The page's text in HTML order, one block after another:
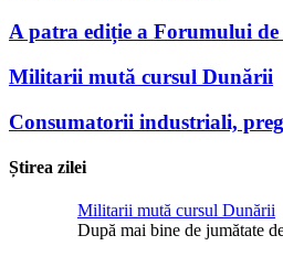
A patra ediție a Forumului de
Militarii mută cursul Dunării
Consumatorii industriali,
Știrea zilei
Militarii mută cursul Dunării
După mai bine de jumătate